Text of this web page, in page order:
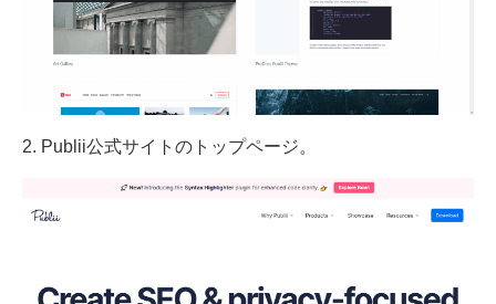
2. Publii公式サイトのトップページ。